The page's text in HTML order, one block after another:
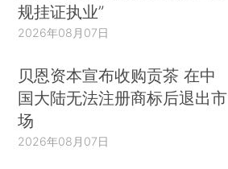
规挂证执业”
2026年08月07日
贝恩资本宣布收购贡茶 在中
国大陆无法注册商标后退出市
场
2026年08月07日